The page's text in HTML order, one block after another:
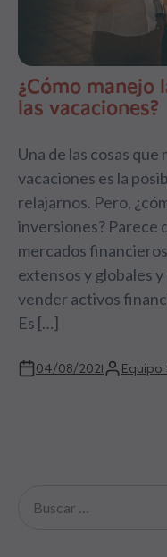
¿Cómo manejo
las vacaciones?
Una de las cosas
vacaciones es la
relajarnos. Pero,
inversiones? Parece
mercados
extensos y globales
vender activos
Es […]
04/08/2021 Equipo